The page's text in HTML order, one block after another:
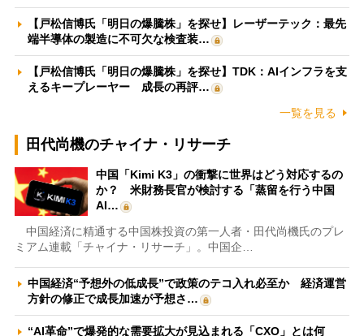
【戸松信博氏「明日の爆騰株」を探せ】レーザーテック：最先
端半導体の製造に不可欠な検査装…
【戸松信博氏「明日の爆騰株」を探せ】TDK：AIインフラを支
えるキープレーヤー 成長の再評…
一覧を見る
田代尚機のチャイナ・リサーチ
中国「Kimi K3」の衝撃に世界はどう対応するの
か？ 米財務長官が検討する「蒸留を行う中国
AI…
中国経済に精通する中国株投資の第一人者・田代尚機氏のプレ
ミアム連載「チャイナ・リサーチ」。中国企…
中国経済“予想外の低成長”で政策のテコ入れ必至か 経済運営
方針の修正で成長加速が予想さ…
“AI革命”で爆発的な需要拡大が見込まれる「CXO」とは何